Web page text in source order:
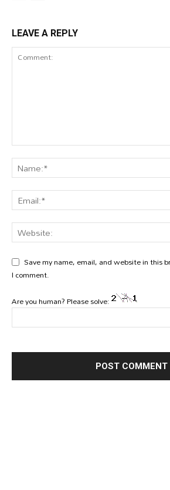
LEAVE A REPLY
Save my name, email, and website in this
I comment.
Are you human? Please solve: